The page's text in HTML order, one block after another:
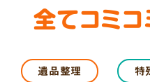
全てコミコ
遺品整理 特